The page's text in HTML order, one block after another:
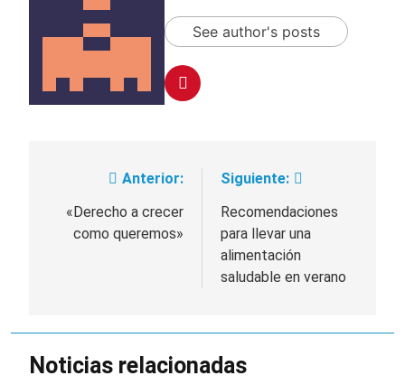
See author's posts
Navegación
de
entradas
Anterior:
«Derecho a crecer
como queremos»
Siguiente:
Recomendaciones
para llevar una
alimentación
saludable en verano
Noticias relacionadas